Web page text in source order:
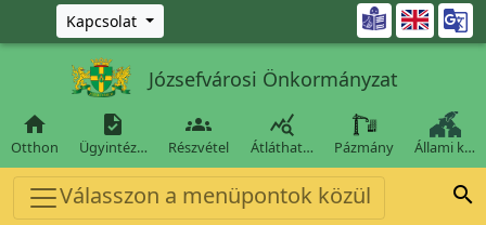
Ugrás a fő tartalomra
Kapcsolat 
Józsefvárosi Önkormányzat

Otthon

Ügyintéz…

Részvétel

Átláthat… Pázmány Állami k…
Válasszon a menüpontok közül 